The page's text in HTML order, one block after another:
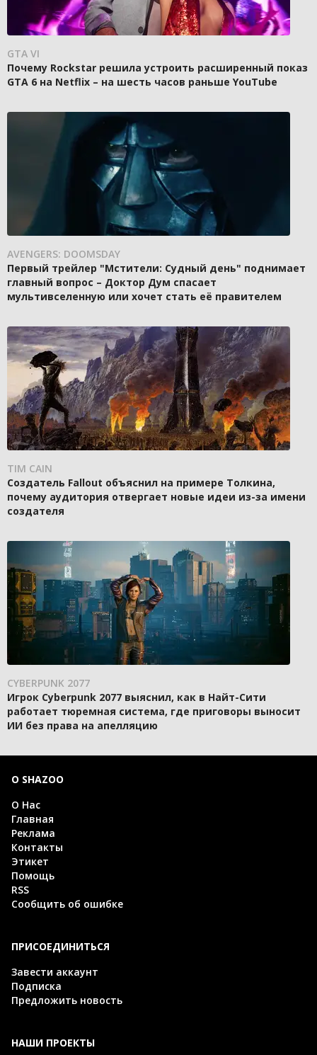
GTA VI
Почему Rockstar решила устроить расширенный показ
GTA 6 на Netflix – на шесть часов раньше YouTube
AVENGERS: DOOMSDAY
Первый трейлер "Мстители: Судный день" поднимает
главный вопрос – Доктор Дум спасает
мультивселенную или хочет стать её правителем
TIM CAIN
Создатель Fallout объяснил на примере Толкина,
почему аудитория отвергает новые идеи из-за имени
создателя
CYBERPUNK 2077
Игрок Cyberpunk 2077 выяснил, как в Найт-Сити
работает тюремная система, где приговоры выносит
ИИ без права на апелляцию
О SHAZOO
О Нас
Главная
Реклама
Контакты
Этикет
Помощь
RSS
Сообщить об ошибке
ПРИСОЕДИНИТЬСЯ
Завести аккаунт
Подписка
Предложить новость
НАШИ ПРОЕКТЫ